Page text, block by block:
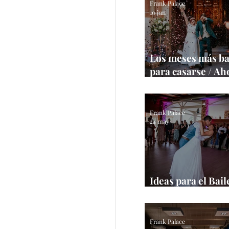
Los meses más
para casarse /
Frank Palace
10 jun
Ideas para el
Frank Palace
24 may
Frank Palace